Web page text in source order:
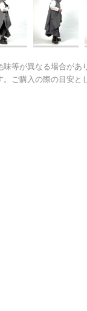
等が異なる場合があ
ご購入の際の目安と